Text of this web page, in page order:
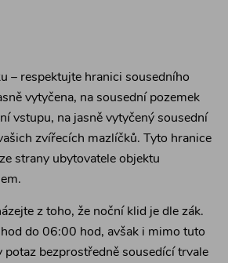
– respektujte hranici sousedního
vytyčena, na sousední pozemek
vstupu, na jasně vytyčený sousední
zvířecích mazlíčků. Tyto hranice
strany ubytovatele objektu
z toho, že noční klid je dle zák.
do 06:00 hod, avšak i mimo tuto
potaz bezprostředně sousedící trvale